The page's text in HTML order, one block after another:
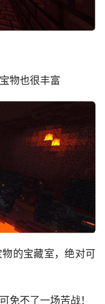
物也很丰富
的宝藏室，绝对可
免不了一场苦战！